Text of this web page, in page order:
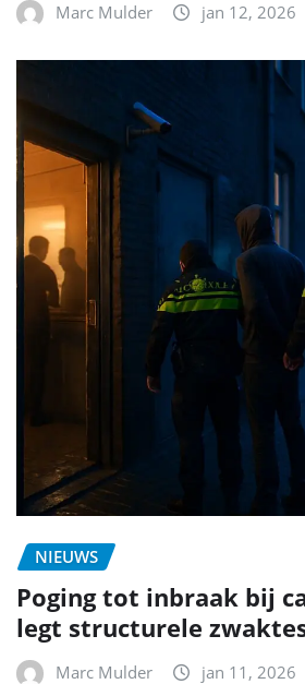
Marc Mulder jan 12, 2026
NIEUWS
Poging tot inbraak bij
legt structurele
Marc Mulder jan 11, 2026